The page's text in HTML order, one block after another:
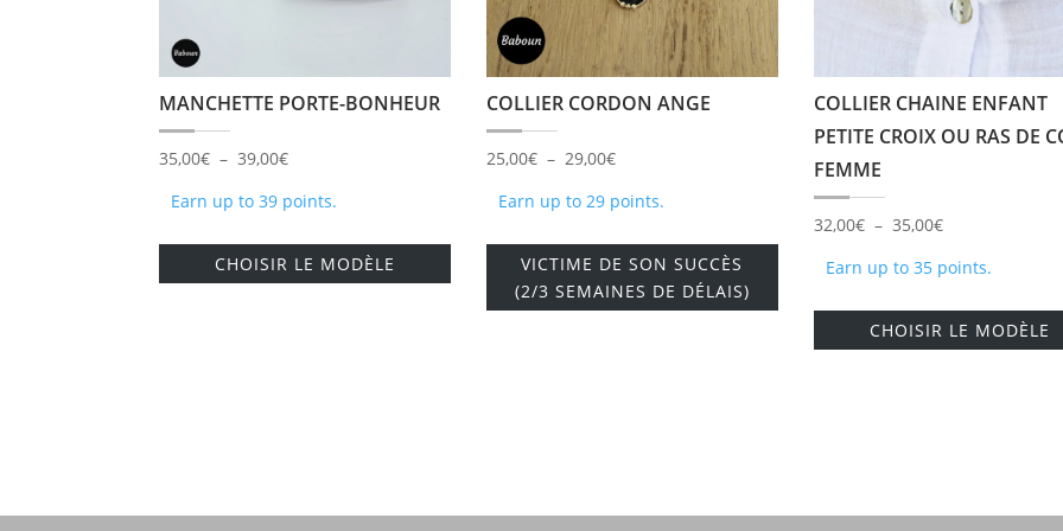
MANCHETTE PORTE-BONHEUR
35,00€ – 39,00€Plage
35,00€
à
Earn up to 39 points.
CHOISIR LE MODÈLE
Ce
choisies
COLLIER CORDON ANGE
25,00€ – 29,00€Plage
25,00€
à
29,00€
Earn up to 29 points.
VICTIME DE SON SUCCÈS
(2/3 SEMAINES DE DÉLAIS)
Ce
produit
choisies
COLLIER CHAINE ENFANT
PETITE CROIX OU RAS DE
FEMME
32,00€ – 35,00€Plage
32,00€
à
Earn up to 35 points.
CHOISIR LE MODÈLE